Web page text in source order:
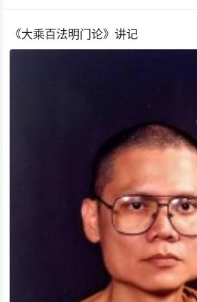
《大乘百法明门论》讲记